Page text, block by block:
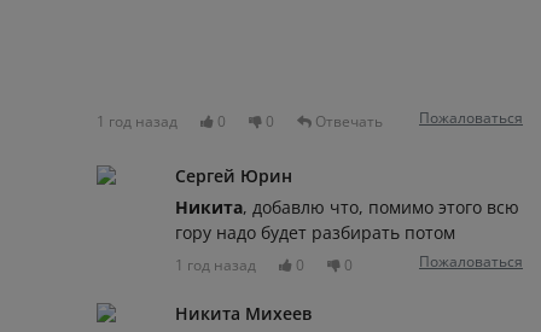
1 год назад 0 0 Отвечать Пожаловаться
Сергей Юрин
Никита, добавлю что, помимо этого всю
гору надо будет разбирать потом
1 год назад 0 0 Пожаловаться
Никита Михеев